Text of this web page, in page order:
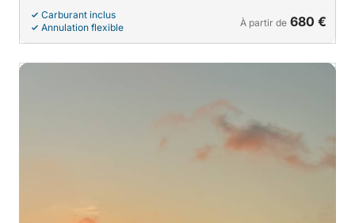
Carburant inclus
Annulation flexible
À partir de 680 €